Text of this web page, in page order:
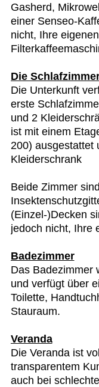
Gasherd,
einer Senseo-
nicht, Ihre
Die
Die Unterkunft
erste
und 2
ist mit einem
200) ausgestattet
Kleiderschrank
Beide Zimmer
(Einzel-)Decken
jedoch nicht, Ihre
Badezimmer
Das Badezimmer
und verfügt über
Toilette,
Stauraum.
Veranda
Die Veranda ist
transparentem
auch bei